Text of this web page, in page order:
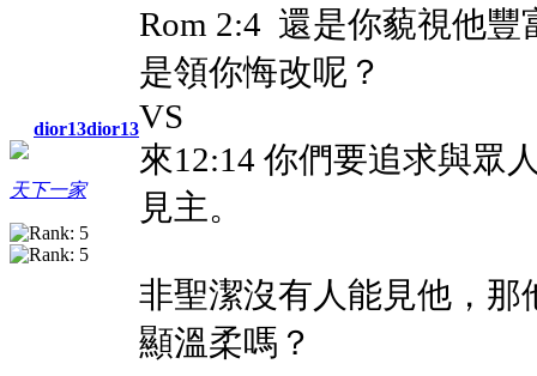
dior13dior13
天下一家
Rom 2:4 還是你藐視他
是領你悔改呢？
VS
來12:14 你們要追求與眾
見主。
非聖潔沒有人能見他，
顯溫柔嗎？